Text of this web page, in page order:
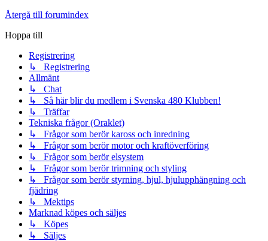
Återgå till forumindex
Hoppa till
Registrering
↳ Registrering
Allmänt
↳ Chat
↳ Så här blir du medlem i Svenska 480 Klubben!
↳ Träffar
Tekniska frågor (Oraklet)
↳ Frågor som berör kaross och inredning
↳ Frågor som berör motor och kraftöverföring
↳ Frågor som berör elsystem
↳ Frågor som berör trimning och styling
↳ Frågor som berör styrning, hjul, hjulupphängning och
fjädring
↳ Mektips
Marknad köpes och säljes
↳ Köpes
↳ Säljes